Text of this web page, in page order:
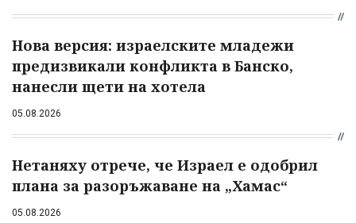
Нова версия: израелските младежи
предизвикали конфликта в Банско,
нанесли щети на хотела
05.08.2026
Нетаняху отрече, че Израел е одобрил
плана за разоръжаване на „Хамас“
05.08.2026